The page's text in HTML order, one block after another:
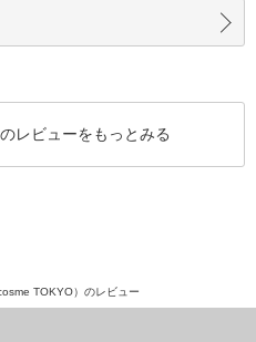
レビューをもっとみる
TOKYO）のレビュー